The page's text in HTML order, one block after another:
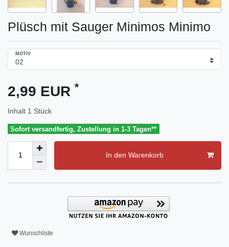
Plüsch mit Sauger Minimos Minimo
MOTIV
2,99 EUR *
Inhalt 1 Stück
Sofort versandfertig, Zustellung in 1-3 Tagen**
In den Warenkorb
Wunschliste